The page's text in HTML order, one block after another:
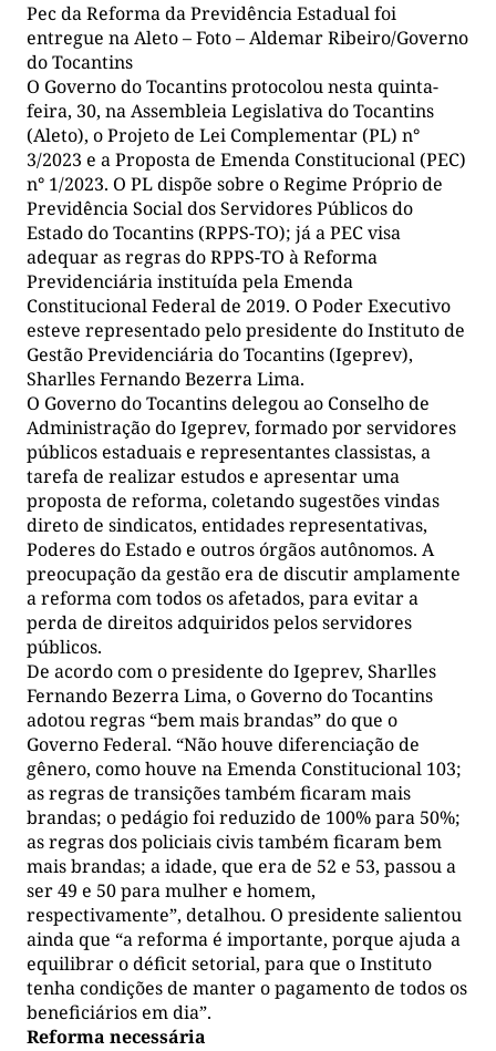
Pec da Reforma da Previdência Estadual foi
entregue na Aleto – Foto – Aldemar Ribeiro/Governo
do Tocantins
O Governo do Tocantins protocolou nesta quinta-
feira, 30, na Assembleia Legislativa do Tocantins
(Aleto), o Projeto de Lei Complementar (PL) n°
3/2023 e a Proposta de Emenda Constitucional (PEC)
n° 1/2023. O PL dispõe sobre o Regime Próprio de
Previdência Social dos Servidores Públicos do
Estado do Tocantins (RPPS-TO); já a PEC visa
adequar as regras do RPPS-TO à Reforma
Previdenciária instituída pela Emenda
Constitucional Federal de 2019. O Poder Executivo
esteve representado pelo presidente do Instituto de
Gestão Previdenciária do Tocantins (Igeprev),
Sharlles Fernando Bezerra Lima.
O Governo do Tocantins delegou ao Conselho de
Administração do Igeprev, formado por servidores
públicos estaduais e representantes classistas, a
tarefa de realizar estudos e apresentar uma
proposta de reforma, coletando sugestões vindas
direto de sindicatos, entidades representativas,
Poderes do Estado e outros órgãos autônomos. A
preocupação da gestão era de discutir amplamente
a reforma com todos os afetados, para evitar a
perda de direitos adquiridos pelos servidores
públicos.
De acordo com o presidente do Igeprev, Sharlles
Fernando Bezerra Lima, o Governo do Tocantins
adotou regras “bem mais brandas”doque o
Governo Federal. “Não houve diferenciação de
gênero, como houve na Emenda Constitucional 103;
as regras de transições também ficaram mais
brandas; o pedágio foi reduzido de 100% para 50%;
as regras dos policiais civis também ficaram bem
mais brandas; a idade, que era de 52 e 53, passou a
ser 49 e 50 para mulher e homem,
respectivamente”, detalhou. O presidente salientou
ainda que “a reforma é importante, porque ajuda a
equilibrar o déficit setorial, para que o Instituto
tenha condições de manter o pagamento de todos os
beneficiários em dia”.
Reforma necessária